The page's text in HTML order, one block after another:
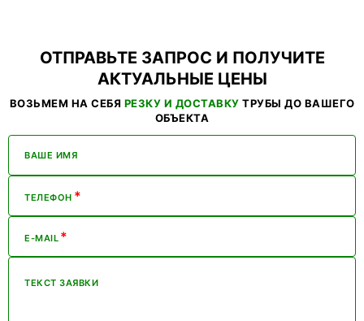
ОТПРАВЬТЕ ЗАПРОС И ПОЛУЧИТЕ
АКТУАЛЬНЫЕ ЦЕНЫ
ВОЗЬМЕМ НА СЕБЯ РЕЗКУ И ДОСТАВКУ ТРУБЫ ДО ВАШЕГО
ОБЪЕКТА
ВАШЕ ИМЯ
ТЕЛЕФОН *
E-MAIL *
ТЕКСТ ЗАЯВКИ